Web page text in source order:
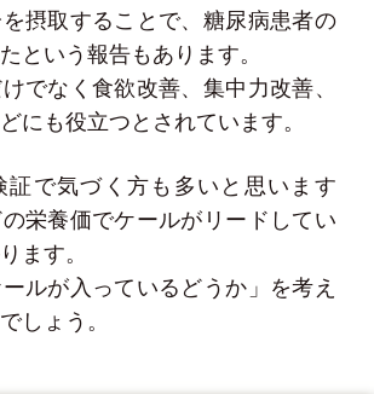
摂取することで、糖尿病患者の
という報告もあります。
でなく食欲改善、集中力改善、
にも役立つとされています。
証で気づく方も多いと思います
栄養価でケールがリードしてい
ます。
ルが入っているどうか」を考え
しょう。